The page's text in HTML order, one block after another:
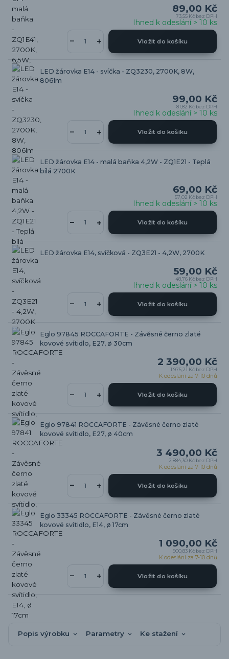
89,00 Kč
73,55 Kč bez DPH
Ihned k odeslání > 10 ks
Vložit do košíku
LED žárovka E14 - svíčka - ZQ3230, 2700K, 8W,
806lm
99,00 Kč
81,82 Kč bez DPH
Ihned k odeslání > 10 ks
Vložit do košíku
LED žárovka E14 - malá baňka 4,2W - ZQ1E21 - Teplá
bílá 2700K
69,00 Kč
57,02 Kč bez DPH
Ihned k odeslání > 10 ks
Vložit do košíku
LED žárovka E14, svíčková - ZQ3E21 - 4,2W, 2700K
59,00 Kč
48,76 Kč bez DPH
Ihned k odeslání > 10 ks
Vložit do košíku
Eglo 97845 ROCCAFORTE - Závěsné černo zlaté
kovové svítidlo, E27, ø 30cm
2 390,00 Kč
1 975,21 Kč bez DPH
K odeslání za 7-10 dnů
Vložit do košíku
Eglo 97841 ROCCAFORTE - Závěsné černo zlaté
kovové svítidlo, E27, ø 40cm
3 490,00 Kč
2 884,30 Kč bez DPH
K odeslání za 7-10 dnů
Vložit do košíku
Eglo 33345 ROCCAFORTE - Závěsné černo zlaté
kovové svítidlo, E14, ø 17cm
1 090,00 Kč
900,83 Kč bez DPH
K odeslání za 7-10 dnů
Vložit do košíku
Popis výrobku Parametry Ke stažení